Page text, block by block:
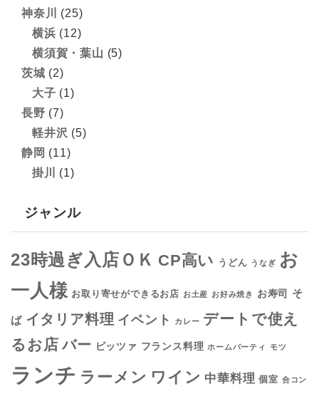
神奈川
(25)
横浜 (12)
横須賀・葉山 (5)
茨城 (2)
大子 (1)
長野 (7)
軽井沢 (5)
静岡 (11)
掛川
(1)
ジャンル
23時過ぎ入店ＯＫ CP高い うどん うなぎ お
一人様 お取り寄せができるお店 お土産 お好み焼き お寿司 そ
ば イタリア料理 イベント カレー デートで使え
るお店 バー ピッツァ フランス料理 ホームパーティ モツ
ランチ ラーメン ワイン 中華料理 個室 合コン